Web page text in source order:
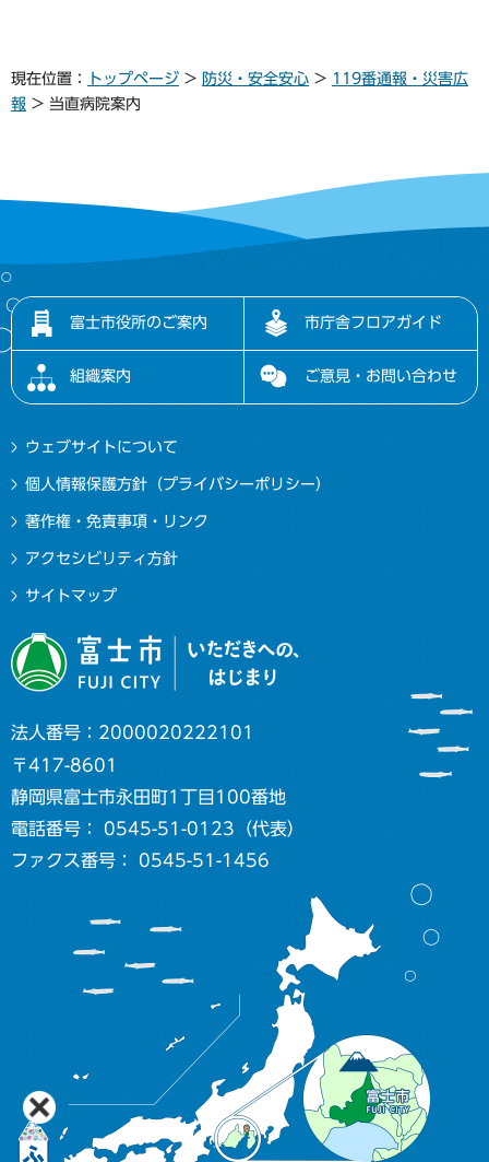
現在位置： トップページ > 防災・安全安心 > 119番通報・災害広
報 > 当直病院案内
富士市役所のご案内 市庁舎フロアガイド
組織案内 ご意見・お問い合わせ
ウェブサイトについて
個人情報保護方針（プライバシーポリシー）
著作権・免責事項・リンク
アクセシビリティ方針
サイトマップ
法人番号：2000020222101
〒417-8601
静岡県富士市永田町1丁目100番地
電話番号： 0545-51-0123（代表）
ファクス番号： 0545-51-1456